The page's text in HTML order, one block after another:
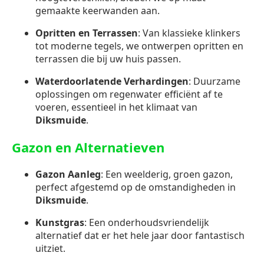
gemaakte keerwanden aan.
Opritten en Terrassen: Van klassieke klinkers
tot moderne tegels, we ontwerpen opritten en
terrassen die bij uw huis passen.
Waterdoorlatende Verhardingen: Duurzame
oplossingen om regenwater efficiënt af te
voeren, essentieel in het klimaat van
Diksmuide.
Gazon en Alternatieven
Gazon Aanleg: Een weelderig, groen gazon,
perfect afgestemd op de omstandigheden in
Diksmuide.
Kunstgras: Een onderhoudsvriendelijk
alternatief dat er het hele jaar door fantastisch
uitziet.